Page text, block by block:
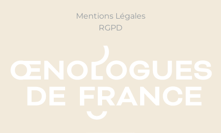
Mentions Légales
RGPD